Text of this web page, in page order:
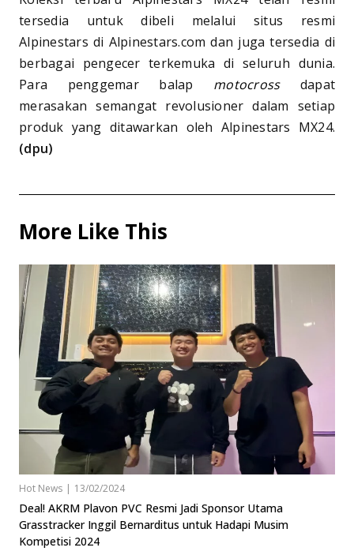
tersedia untuk dibeli melalui situs resmi
Alpinestars di Alpinestars.com dan juga tersedia di
berbagai pengecer terkemuka di seluruh dunia.
Para penggemar balap motocrossdapat
merasakan semangat revolusioner dalam setiap
produk yang ditawarkan oleh Alpinestars MX24.
(dpu)
More Like This
Hot News | 13/02/2024
Deal! AKRM Plavon PVC Resmi Jadi Sponsor Utama
Grasstracker Inggil Bernarditus untuk Hadapi Musim
Kompetisi 2024